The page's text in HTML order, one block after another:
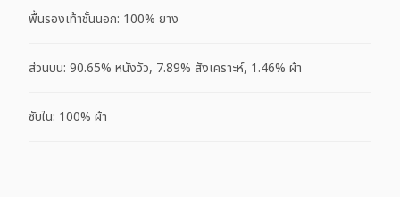
พื้นรองเท้าชั้นนอก: 100% ยาง
ส่วนบน: 90.65% หนังวัว, 7.89% สังเคราะห์, 1.46% ผ้า
ซับใน: 100% ผ้า